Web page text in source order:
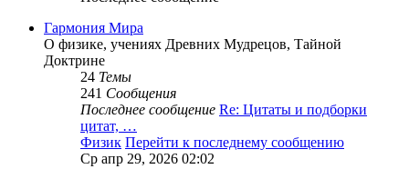
Гармония Мира
О физике, учениях Древних Мудрецов, Тайной
Доктрине
24 Темы
241 Сообщения
Последнее сообщение Re: Цитаты и подборки
цитат, …
Физик Перейти к последнему сообщению
Ср апр 29, 2026 02:02